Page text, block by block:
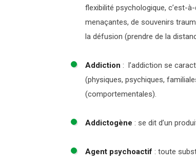
flexibilité psychologique, c’est-
menaçantes, de souvenirs
la défusion (prendre de la
Addiction : l’addiction se
(physiques, psychiques,
(comportementales).
Addictogène : se dit d’un
Agent psychoactif : toute